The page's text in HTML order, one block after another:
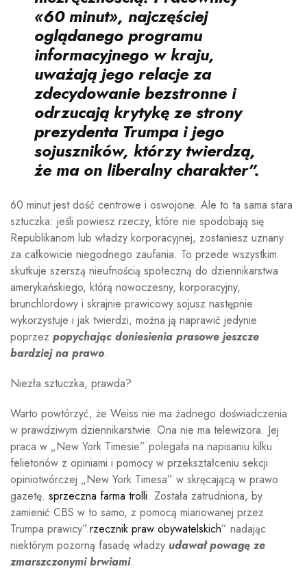
«60 minut», najczęściej
oglądanego programu
informacyjnego w kraju,
uważają jego relacje za
zdecydowanie bezstronne i
odrzucają krytykę ze strony
prezydenta Trumpa i jego
sojuszników, którzy twierdzą,
że ma on liberalny charakter”.
60 minut jest dość centrowe i oswojone. Ale to ta sama stara
sztuczka: jeśli powiesz rzeczy, które nie spodobają się
Republikanom lub władzy korporacyjnej, zostaniesz uznany
za całkowicie niegodnego zaufania. To przede wszystkim
skutkuje szerszą nieufnością społeczną do dziennikarstwa
amerykańskiego, którą nowoczesny, korporacyjny,
brunchlordowy i skrajnie prawicowy sojusz następnie
wykorzystuje i jak twierdzi, można ją naprawić jedynie
poprzez popychając doniesienia prasowe jeszcze
bardziej na prawo.
Niezła sztuczka, prawda?
Warto powtórzyć, że Weiss nie ma żadnego doświadczenia
w prawdziwym dziennikarstwie. Ona nie ma telewizora. Jej
praca w „New York Timesie” polegała na napisaniu kilku
felietonów z opiniami i pomocy w przekształceniu sekcji
opiniotwórczej „New York Timesa” w skręcającą w prawo
gazetę. sprzeczna farma trolli. Została zatrudniona, by
zamienić CBS w to samo, z pomocą mianowanej przez
Trumpa prawicy”.rzecznik praw obywatelskich” nadając
niektórym pozorną fasadę władzy udawał powagę ze
zmarszczonymi brwiami.